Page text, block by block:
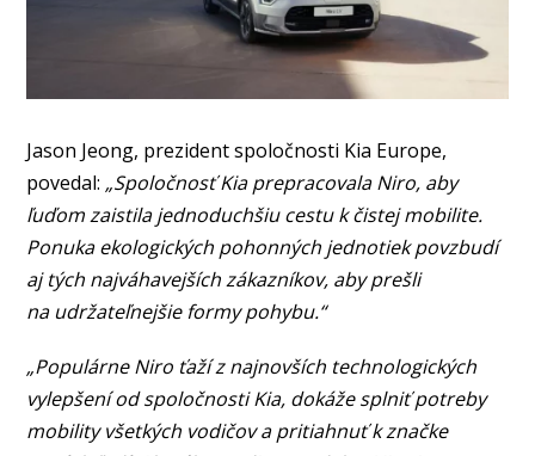
Jason Jeong, prezident spoločnosti Kia Europe,
povedal: „Spoločnosť Kia prepracovala Niro, aby
ľuďom zaistila jednoduchšiu cestu k čistej mobilite.
Ponuka ekologických pohonných jednotiek povzbudí
aj tých najváhavejších zákazníkov, aby prešli
na udržateľnejšie formy pohybu.“
„Populárne Niro ťaží z najnovších technologických
vylepšení od spoločnosti Kia, dokáže splniť potreby
mobility všetkých vodičov a pritiahnuť k značke